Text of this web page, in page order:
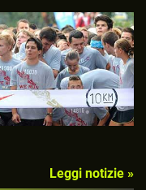
Leggi notizie »